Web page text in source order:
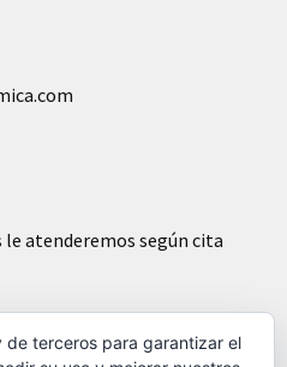
atenderemos según cita
de terceros para garantizar el